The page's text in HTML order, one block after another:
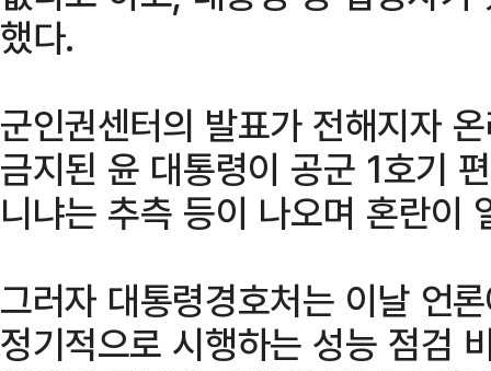
했다.
군인권센터의 발표가 전해지자
금지된 윤 대통령이 공군 1호기
니냐는 추측 등이 나오며 혼란이
그러자 대통령경호처는 이날 언
정기적으로 시행하는 성능 점검